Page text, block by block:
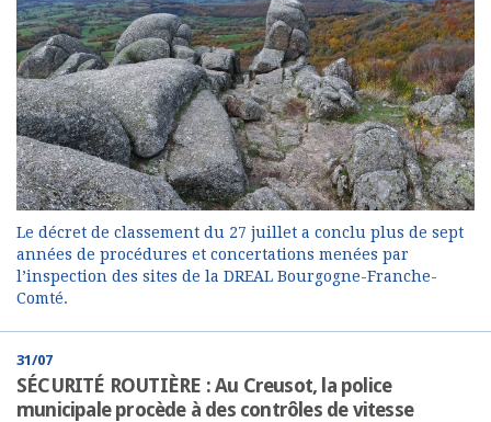
Le décret de classement du 27 juillet a conclu plus de sept
années de procédures et concertations menées par
l’inspection des sites de la DREAL Bourgogne-Franche-
Comté.
31/07
SÉCURITÉ ROUTIÈRE : Au Creusot, la police
municipale procède à des contrôles de vitesse